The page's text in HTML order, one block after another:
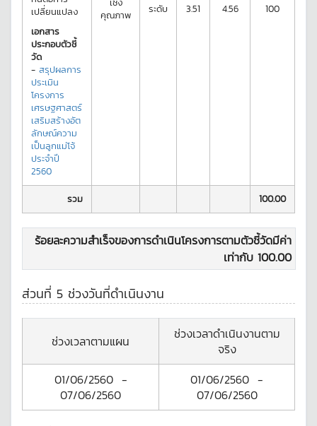
เปลี่ยนแปลง
เอกสาร
ประกอบตัวชี้
วัด
- สรุปผลการ
ประเมิน
โครงการ
เศรษฐศาสตร์
เสริมสร้างอัต
ลักษณ์ความ
เป็นลูกแม่โจ้
ประจำปี
2560
คุณภาพ
ระดับ 3.51 4.56 100
รวม 100.00
ร้อยละความสำเร็จของการดำเนินโครงการตามตัวชี้วัดมีค่า
เท่ากับ 100.00
ส่วนที่ 5 ช่วงวันที่ดำเนินงาน
ช่วงเวลาตามแผน
ช่วงเวลาดำเนินงานตาม
จริง
01/06/2560-
07/06/2560
01/06/2560 -
07/06/2560